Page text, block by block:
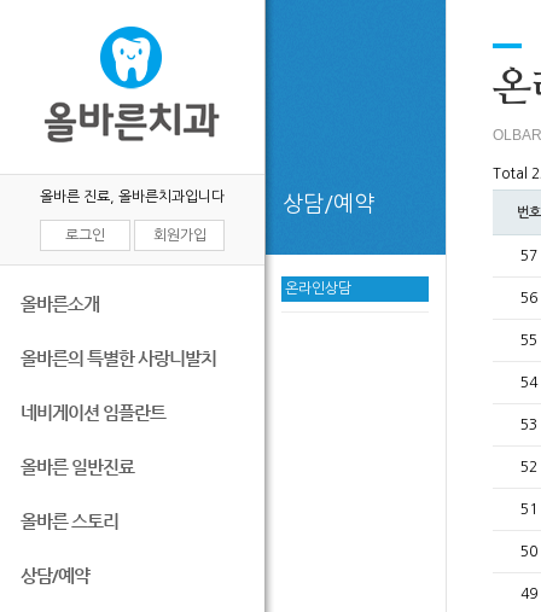
올바른 진료, 올바른치과입니다
로그인 회원가입
올바른소개
올바른의 특별한 사랑니발치
네비게이션 임플란트
올바른 일반진료
올바른 스토리
상담/예약
상담/예약
온라인상담
온
Total
번호
57
56
55
54
53
52
51
50
49